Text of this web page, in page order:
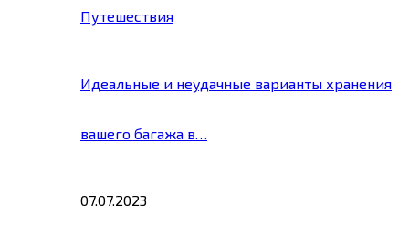
Путешествия
Идеальные и неудачные варианты хранения
вашего багажа в…
07.07.2023